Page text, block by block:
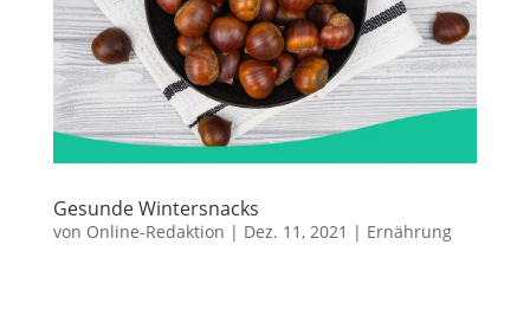
Gesunde Wintersnacks
von Online-Redaktion | Dez. 11, 2021 | Ernährung